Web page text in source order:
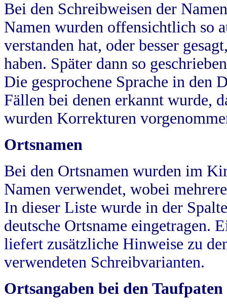
Bei den Schreibweisen der
Namen wurden offensichtlich so
verstanden hat, oder besser
haben. Später dann so
Die gesprochene Sprache in
Fällen bei denen erkannt wurde,
wurden Korrekturen
Ortsnamen
Bei den Ortsnamen wurden im
Namen verwendet, wobei
In dieser Liste wurde in der
deutsche Ortsname eingetragen.
liefert zusätzliche Hinweise zu
verwendeten Schreibvarianten.
Ortsangaben bei den Taufpaten